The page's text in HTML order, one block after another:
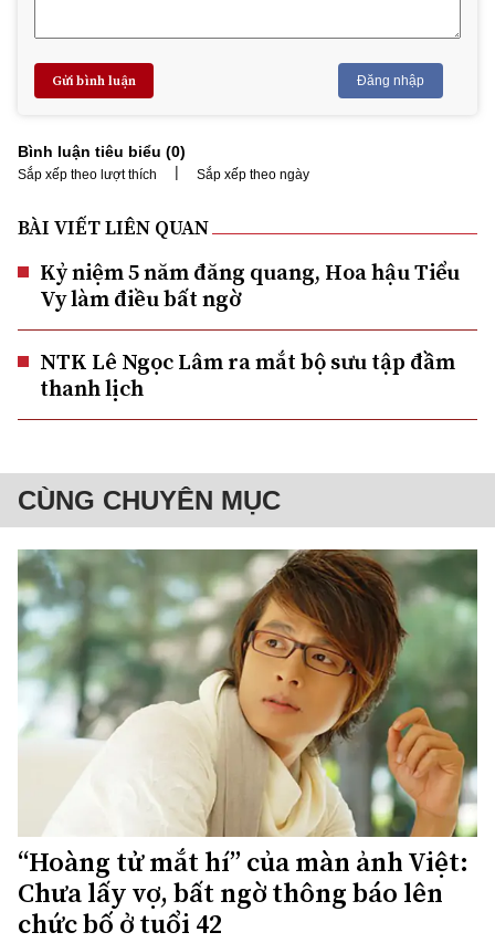
Gửi bình luận Đăng nhập
Bình luận tiêu biểu (0)
Sắp xếp theo lượt thích | Sắp xếp theo ngày
BÀI VIẾT LIÊN QUAN
Kỷ niệm 5 năm đăng quang, Hoa hậu Tiểu
Vy làm điều bất ngờ
NTK Lê Ngọc Lâm ra mắt bộ sưu tập đầm
thanh lịch
CÙNG CHUYÊN MỤC
“Hoàng tử mắt hí” của màn ảnh Việt:
Chưa lấy vợ, bất ngờ thông báo lên
chức bố ở tuổi 42